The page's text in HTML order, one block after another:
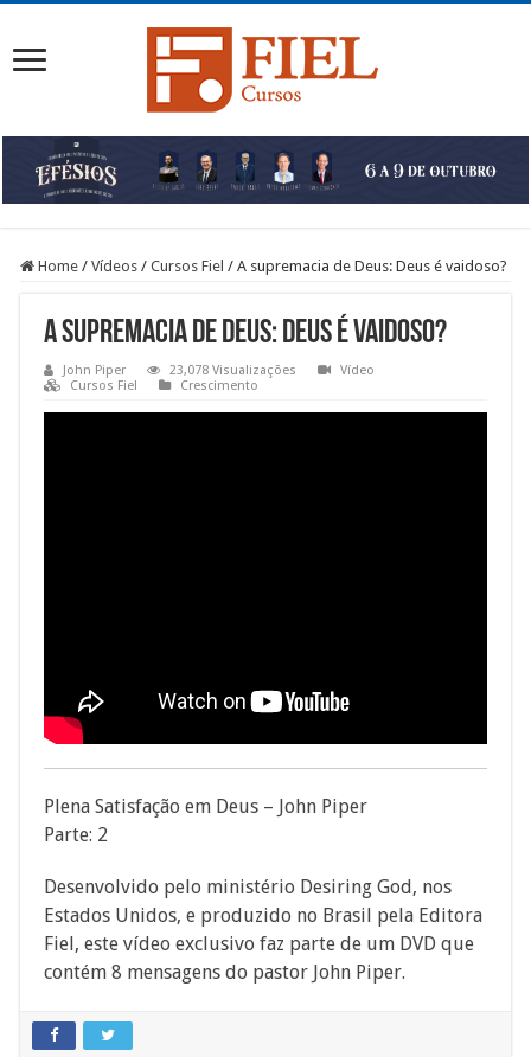
Home / Vídeos / Cursos Fiel / A supremacia de Deus: Deus é vaidoso?
A supremacia de Deus: Deus é vaidoso?
John Piper 23,078 Visualizações
Vídeo
Cursos Fiel
Crescimento
Plena Satisfação em Deus – John Piper
Parte: 2
Desenvolvido pelo ministério Desiring God, nos
Estados Unidos, e produzido no Brasil pela Editora
Fiel, este vídeo exclusivo faz parte de um DVD que
contém 8 mensagens do pastor John Piper.